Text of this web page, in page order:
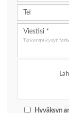
Tarkempi kysyt
Hyväksyn